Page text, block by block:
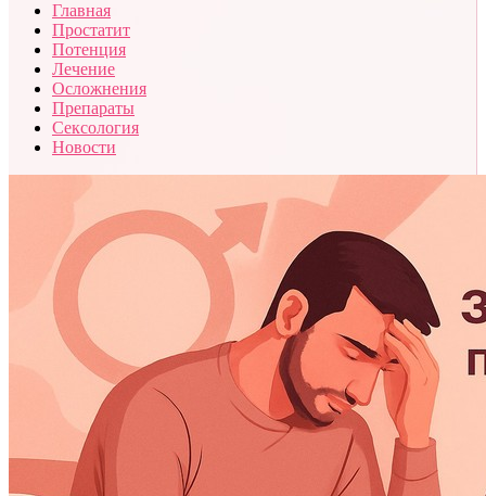
Главная
Простатит
Потенция
Лечение
Осложнения
Препараты
Сексология
Новости